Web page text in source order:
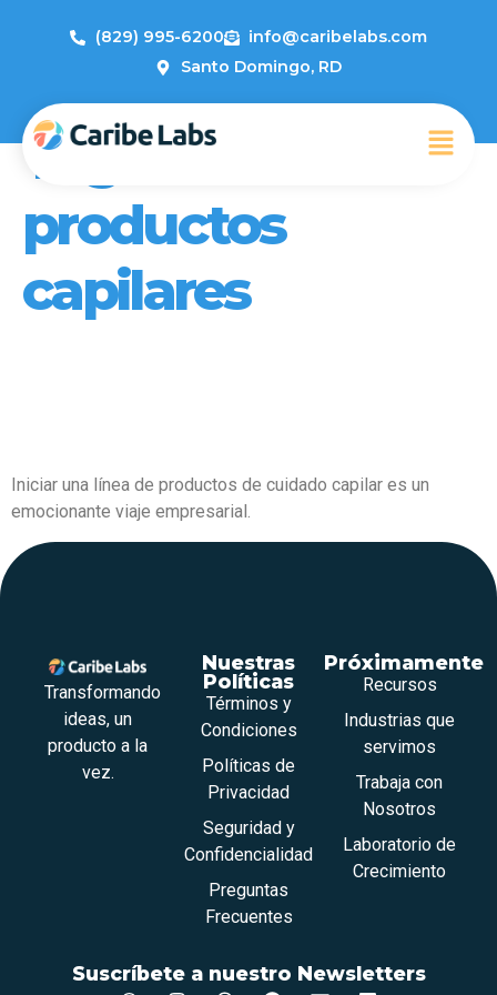
(829) 995-6200
info@caribelabs.com
Santo Domingo, RD
Tag:Creación de
productos
capilares
Iniciar una línea de productos de cuidado capilar es un
emocionante viaje empresarial.
Transformando
ideas, un
producto a la
vez.
Nuestras
Políticas
Términos y
Condiciones
Políticas de
Privacidad
Seguridad y
Confidencialidad
Preguntas
Frecuentes
Próximamente
Recursos
Industrias que
servimos
Trabaja con
Nosotros
Laboratorio de
Crecimiento
Suscríbete a nuestro Newsletters